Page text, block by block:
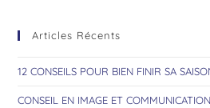
Articles Récents
12 CONSEILS POUR BIEN FINIR SA
CONSEIL EN IMAGE ET